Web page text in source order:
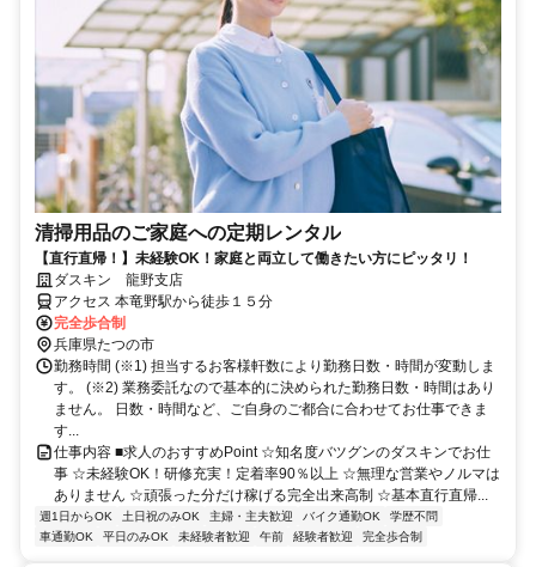
清掃用品のご家庭への定期レンタル
【直行直帰！】未経験OK！家庭と両立して働きたい方にピッタリ！
ダスキン 龍野支店
アクセス 本竜野駅から徒歩１５分
完全歩合制
兵庫県たつの市
勤務時間 (※1) 担当するお客様軒数により勤務日数・時間が変動しま
す。 (※2) 業務委託なので基本的に決められた勤務日数・時間はあり
ません。 日数・時間など、ご自身のご都合に合わせてお仕事できま
す...
仕事内容 ■求人のおすすめPoint ☆知名度バツグンのダスキンでお仕
事 ☆未経験OK！研修充実！定着率90％以上 ☆無理な営業やノルマは
ありません ☆頑張った分だけ稼げる完全出来高制 ☆基本直行直帰...
週1日からOK 土日祝のみOK 主婦・主夫歓迎 バイク通勤OK
学歴不問
車通勤OK
平日のみOK 未経験者歓迎 午前 経験者歓迎 完全歩合制